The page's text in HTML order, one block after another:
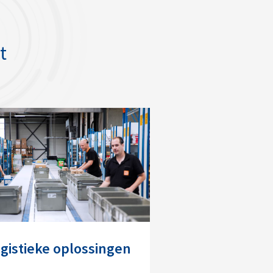
oplossingen